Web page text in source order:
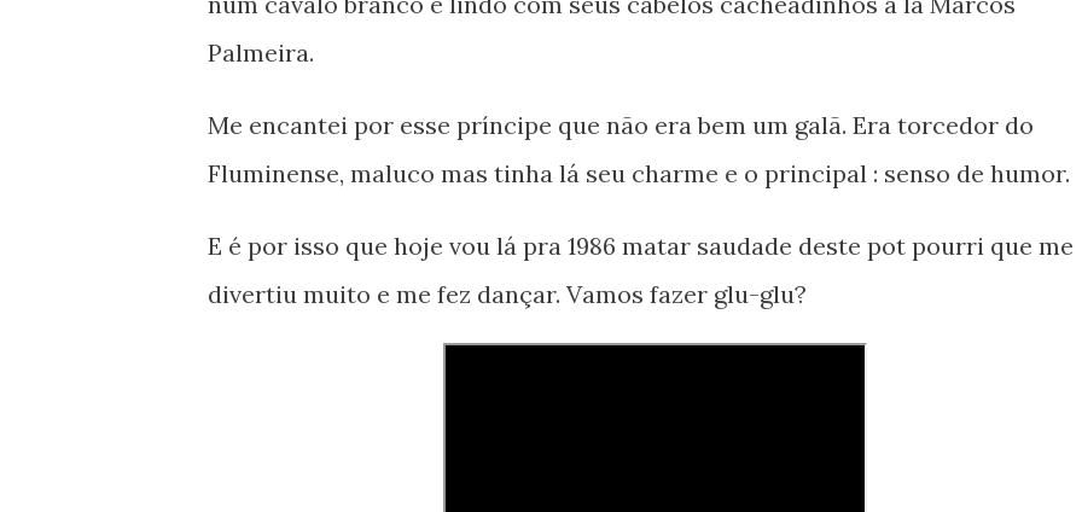
Palmeira.
Me encantei por esse príncipe que não era bem um galã. Era torcedor do
Fluminense, maluco mas tinha lá seu charme e o principal : senso de humor.
E é por isso que hoje vou lá pra 1986 matar saudade deste pot pourri que me
divertiu muito e me fez dançar. Vamos fazer glu-glu?